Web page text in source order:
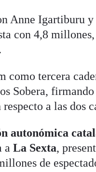
Anne Igartiburu
con 4,8
como tercera
Sobera,
a las dos
autonómica
a La Sexta,
de